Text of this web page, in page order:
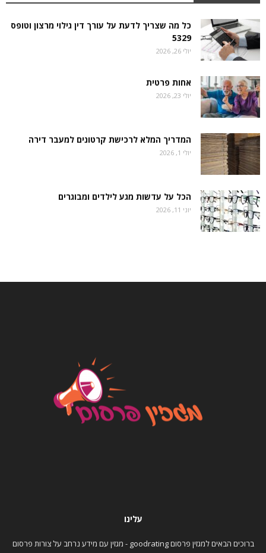
כל מה שצריך לדעת על עורך דין גילוי מרצון וטופס
5329
יולי 26, 2026
אחות פרטית
יולי 23, 2026
המדריך המלא לרכישת קרטונים למעבר דירה
יולי 1, 2026
הכל על עדשות מגע לילדים ומבוגרים
יוני 11, 2026
עלינו
ברוכים הבאים למגזין פרסום goodrating - מגזין עם מידע נרחב על צורות פרסום